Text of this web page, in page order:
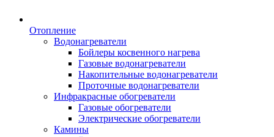
Отопление
Водонагреватели
Бойлеры косвенного нагрева
Газовые водонагреватели
Накопительные водонагреватели
Проточные водонагреватели
Инфракрасные обогреватели
Газовые обогреватели
Электрические обогреватели
Камины